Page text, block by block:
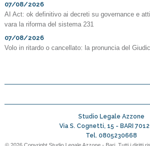
07/08/2026
AI Act: ok definitivo ai decreti su governance e
vara la riforma del sistema 231
07/08/2026
Volo in ritardo o cancellato: la pronuncia del
Studio Legale Azzone
Via S. Cognetti, 15 - BARI
Tel.0805230668